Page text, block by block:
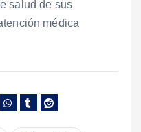
salud de sus
médica